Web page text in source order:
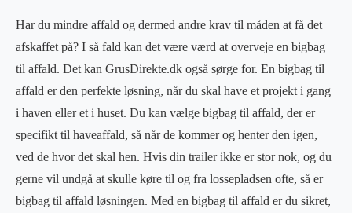
Har du mindre affald og dermed andre krav til måden at få det
afskaffet på? I så fald kan det være værd at overveje en bigbag
til affald. Det kan GrusDirekte.dk også sørge for. En bigbag til
affald er den perfekte løsning, når du skal have et projekt i gang
i haven eller et i huset. Du kan vælge bigbag til affald, der er
specifikt til haveaffald, så når de kommer og henter den igen,
ved de hvor det skal hen. Hvis din trailer ikke er stor nok, og du
gerne vil undgå at skulle køre til og fra lossepladsen ofte, så er
bigbag til affald løsningen. Med en bigbag til affald er du sikret,